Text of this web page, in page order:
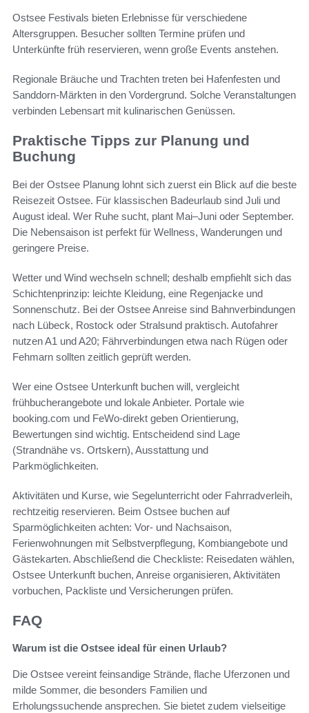
Ostsee Festivals bieten Erlebnisse für verschiedene
Altersgruppen. Besucher sollten Termine prüfen und
Unterkünfte früh reservieren, wenn große Events anstehen.
Regionale Bräuche und Trachten treten bei Hafenfesten und
Sanddorn‑Märkten in den Vordergrund. Solche Veranstaltungen
verbinden Lebensart mit kulinarischen Genüssen.
Praktische Tipps zur Planung und
Buchung
Bei der Ostsee Planung lohnt sich zuerst ein Blick auf die beste
Reisezeit Ostsee. Für klassischen Badeurlaub sind Juli und
August ideal. Wer Ruhe sucht, plant Mai–Juni oder September.
Die Nebensaison ist perfekt für Wellness, Wanderungen und
geringere Preise.
Wetter und Wind wechseln schnell; deshalb empfiehlt sich das
Schichtenprinzip: leichte Kleidung, eine Regenjacke und
Sonnenschutz. Bei der Ostsee Anreise sind Bahnverbindungen
nach Lübeck, Rostock oder Stralsund praktisch. Autofahrer
nutzen A1 und A20; Fährverbindungen etwa nach Rügen oder
Fehmarn sollten zeitlich geprüft werden.
Wer eine Ostsee Unterkunft buchen will, vergleicht
frühbucherangebote und lokale Anbieter. Portale wie
booking.com und FeWo-direkt geben Orientierung,
Bewertungen sind wichtig. Entscheidend sind Lage
(Strandnähe vs. Ortskern), Ausstattung und
Parkmöglichkeiten.
Aktivitäten und Kurse, wie Segelunterricht oder Fahrradverleih,
rechtzeitig reservieren. Beim Ostsee buchen auf
Sparmöglichkeiten achten: Vor- und Nachsaison,
Ferienwohnungen mit Selbstverpflegung, Kombiangebote und
Gästekarten. Abschließend die Checkliste: Reisedaten wählen,
Ostsee Unterkunft buchen, Anreise organisieren, Aktivitäten
vorbuchen, Packliste und Versicherungen prüfen.
FAQ
Warum ist die Ostsee ideal für einen Urlaub?
Die Ostsee vereint feinsandige Strände, flache Uferzonen und
milde Sommer, die besonders Familien und
Erholungssuchende ansprechen. Sie bietet zudem vielseitige